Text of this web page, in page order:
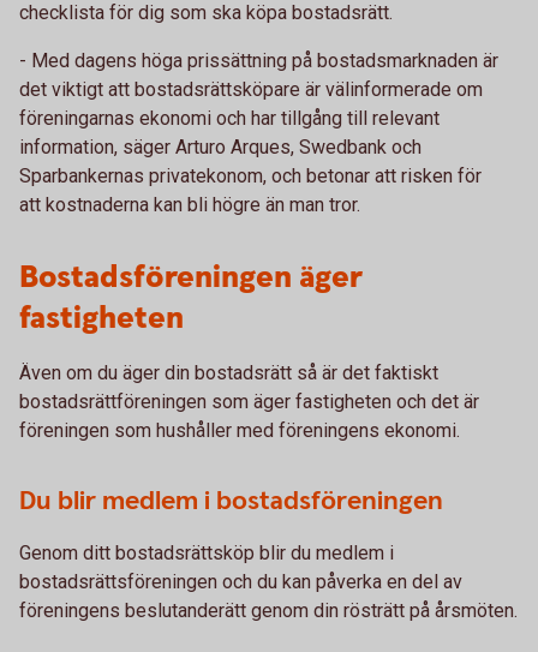
checklista för dig som ska köpa bostadsrätt.
- Med dagens höga prissättning på bostadsmarknaden är
det viktigt att bostadsrättsköpare är välinformerade om
föreningarnas ekonomi och har tillgång till relevant
information, säger Arturo Arques, Swedbank och
Sparbankernas privatekonom, och betonar att risken för
att kostnaderna kan bli högre än man tror.
Bostadsföreningen äger
fastigheten
Även om du äger din bostadsrätt så är det faktiskt
bostadsrättföreningen som äger fastigheten och det är
föreningen som hushåller med föreningens ekonomi.
Du blir medlem i bostadsföreningen
Genom ditt bostadsrättsköp blir du medlem i
bostadsrättsföreningen och du kan påverka en del av
föreningens beslutanderätt genom din rösträtt på årsmöten.